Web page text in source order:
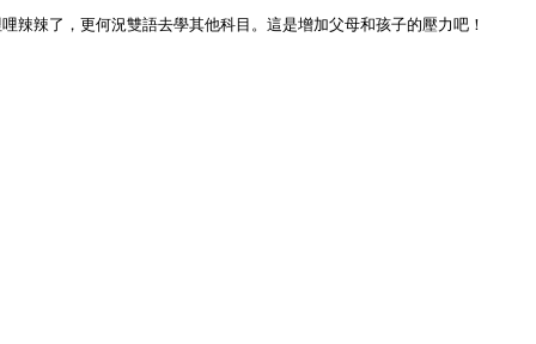
辣辣了，更何況雙語去學其他科目。這是增加父母和孩子的壓力吧！